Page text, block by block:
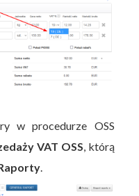
w procedurze OSS
VAT OSS , którą